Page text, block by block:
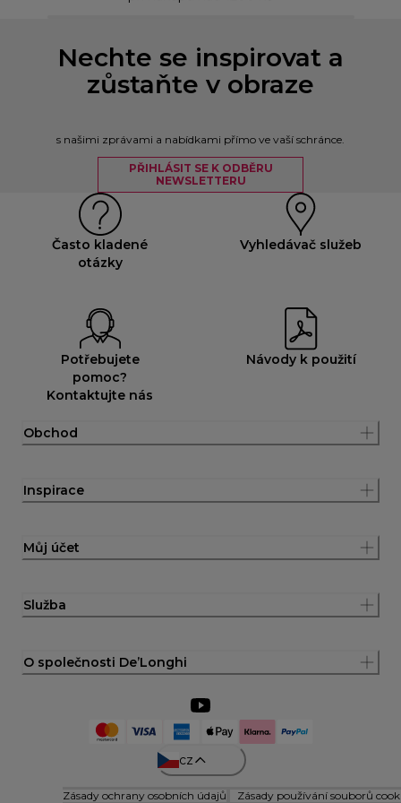
Nechte se inspirovat a
zůstaňte v obraze
s našimi zprávami a nabídkami přímo ve vaší schránce.
PŘIHLÁSIT SE K ODBĚRU
NEWSLETTERU
Často kladené
otázky
Vyhledávač služeb
Potřebujete
pomoc?
Kontaktujte nás
Návody k použití
Obchod
Inspirace
Můj účet
Služba
O společnosti De’Longhi
cz
Zásady ochrany osobních údajů Zásady používání souborů